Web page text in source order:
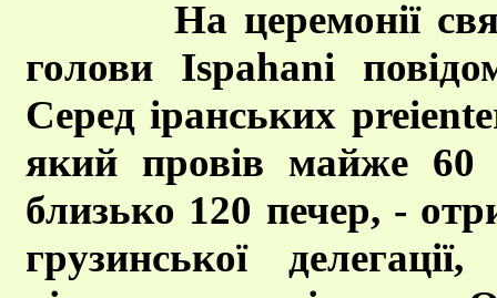
На церемонії
голови Ispahani
Серед іранських
який провів майже 60
близько 120 печер, -
грузинської